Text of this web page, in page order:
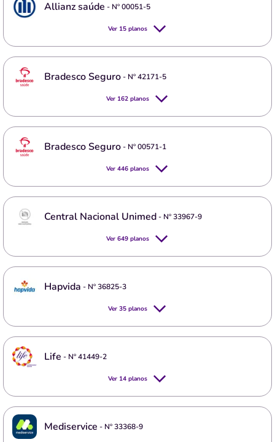
Allianz saúde - Nº00051-5
Ver 15 planos
Bradesco Seguro- Nº42171-5
Ver 162 planos
Bradesco Seguro- Nº00571-1
Ver 446 planos
Central Nacional Unimed- Nº33967-9
Ver 649 planos
Hapvida - Nº36825-3
Ver 35 planos
Life - Nº41449-2
Ver 14 planos
Mediservice - Nº33368-9